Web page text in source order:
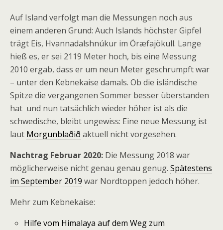
Auf Island verfolgt man die Messungen noch aus
einem anderen Grund: Auch Islands höchster Gipfel
trägt Eis, Hvannadalshnúkur im Öræfajökull. Lange
hieß es, er sei 2119 Meter hoch, bis eine Messung
2010 ergab, dass er um neun Meter geschrumpft war
– unter den Kebnekaise damals. Ob die isländische
Spitze die vergangenen Sommer besser überstanden
hat und nun tatsächlich wieder höher ist als die
schwedische, bleibt ungewiss: Eine neue Messung ist
laut Morgunblaðið aktuell nicht vorgesehen.
Nachtrag Februar 2020: Die Messung 2018 war
möglicherweise nicht genau genau genug. Spätestens
im September 2019 war Nordtoppen jedoch höher.
Mehr zum Kebnekaise:
Hilfe vom Himalaya auf dem Weg zum